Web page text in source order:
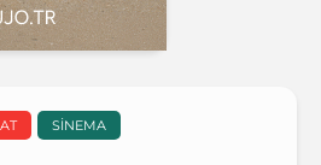
SINEMA